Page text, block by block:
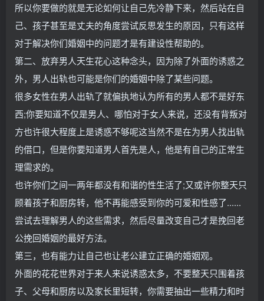
所以你要做的就是无论如何让自己先冷静下来，然后站在自
己、孩子甚至是丈夫的角度尝试反思发生的原因，只有这样
对于解决你们婚姻中的问题才是有建设性帮助的。
第二、放弃男人天生花心这种念头，因为除了外面的诱惑之
外，男人出轨也可能是你们的婚姻中除了某些问题。
很多女性在男人出轨了就偏执地认为所有的男人都不是好东
西;你要知道不仅是男人、哪怕对于女人来说，还没有背叛对
方也许很大程度上是诱惑不够呢这当然不是在为男人找出轨
的借口，但是你要知道男人首先是人，他是有自己的正常生
理需求的。
也许你们之间一两年都没有和谐的性生活了;又或许你整天只
顾着孩子和厨房转，他不再能感受到你的可爱和性感了......
尝试去理解男人的这些需求，然后尽量改变自己才是挽回老
公挽回婚姻的最好方法。
第三，也有能力让自己也让老公建立正确的婚姻观。
外面的花花世界对于来人来说诱惑太多，不要整天只围着孩
子、父母和厨房以及家长里短转，你需要抽出一些精力和时